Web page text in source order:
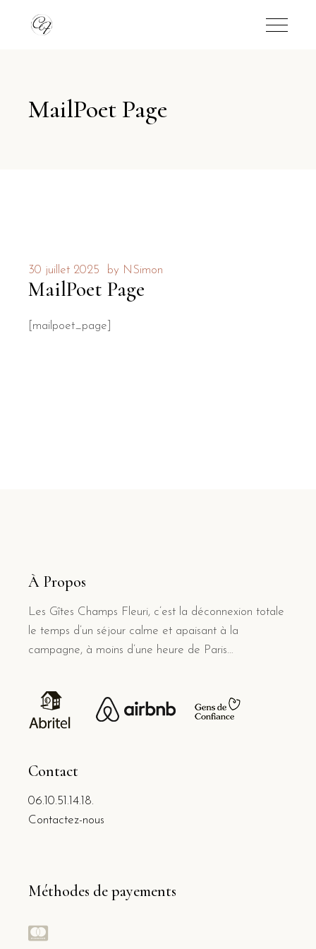
MailPoet Page
30 juillet 2025 by NSimon
MailPoet Page
[mailpoet_page]
À Propos
Les Gîtes Champs Fleuri, c’est la déconnexion totale
le temps d’un séjour calme et apaisant à la
campagne, à moins d’une heure de Paris…
Contact
06.10.51.14.18.
Contactez-nous
Méthodes de payements